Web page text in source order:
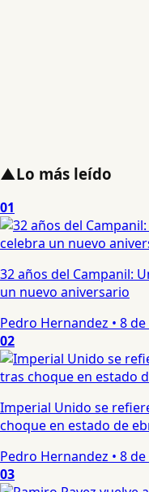
▲Lo más leído
01
32 años del Campanil:
un nuevo aniversario
Pedro Hernandez • 8
02
Imperial Unido se
choque en estado de
Pedro Hernandez • 8
03